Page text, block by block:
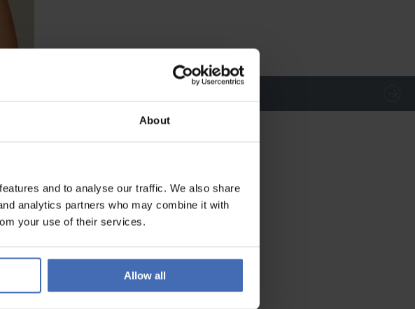
About
and to analyse our traffic. We also share
analytics partners who may combine it with
your use of their services.
Allow all